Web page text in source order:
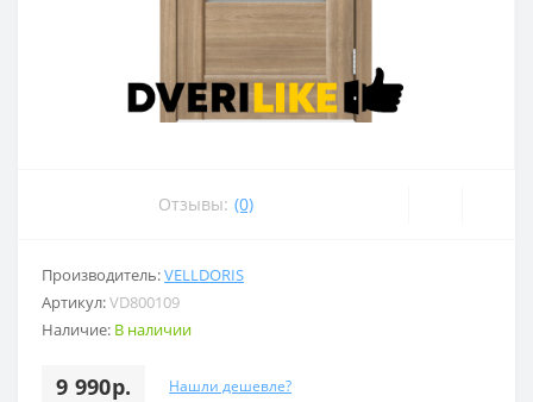
Отзывы: (0)
Производитель:VELLDORIS
Артикул:VD800109
Наличие: В наличии
9 990р. Нашли дешевле?